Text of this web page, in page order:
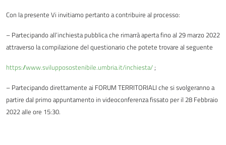
Con la presente Vi invitiamo pertanto a contribuire al processo:
– Partecipando all’inchiesta pubblica che rimarrà aperta fino al 29 marzo 2022
attraverso la compilazione del questionario che potete trovare al seguente
https://www.svilupposostenibile.umbria.it/inchiesta/;
– Partecipando direttamente ai FORUM TERRITORIALI che si svolgeranno a
partire dal primoappuntamento in videoconferenza fissato per il 28 Febbraio
2022 alle ore 15:30.